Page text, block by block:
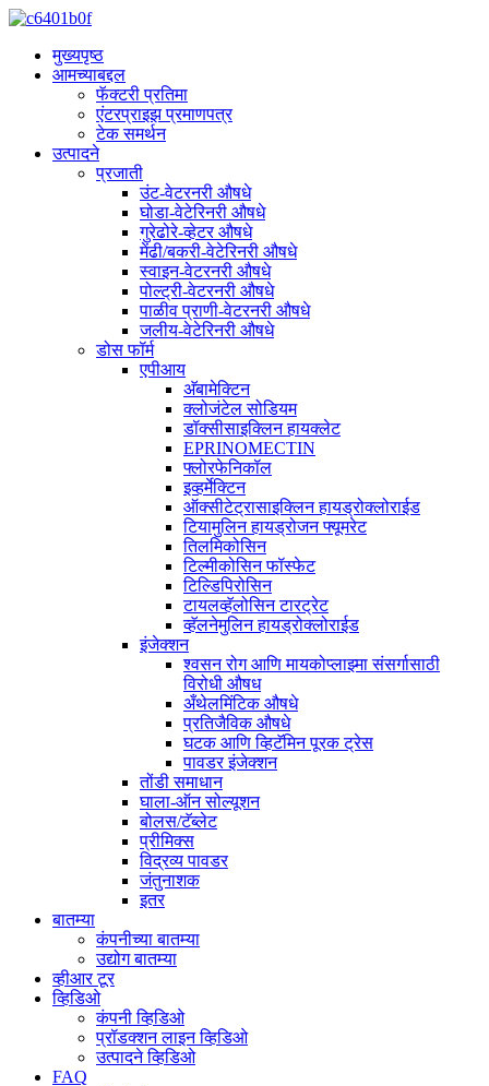
मुख्यपृष्ठ
आमच्याबद्दल
फॅक्टरी प्रतिमा
एंटरप्राइझ प्रमाणपत्र
टेक समर्थन
उत्पादने
प्रजाती
उंट-वेटरनरी औषधे
घोडा-वेटेरिनरी औषधे
गुरेढोरे-व्हेटर औषधे
मेंढी/बकरी-वेटेरिनरी औषधे
स्वाइन-वेटरनरी औषधे
पोल्ट्री-वेटरनरी औषधे
पाळीव प्राणी-वेटरनरी औषधे
जलीय-वेटेरिनरी औषधे
डोस फॉर्म
एपीआय
अ‍ॅबामेक्टिन
क्लोजंटेल सोडियम
डॉक्सीसाइक्लिन हायक्लेट
EPRINOMECTIN
फ्लोरफेनिकॉल
इव्हर्मेक्टिन
ऑक्सीटेट्रासाइक्लिन हायड्रोक्लोराईड
टियामुलिन हायड्रोजन फ्यूमरेट
तिलमिकोसिन
टिल्मीकोसिन फॉस्फेट
टिल्डिपिरोसिन
टायलव्हॅलोसिन टारट्रेट
व्हॅलनेमुलिन हायड्रोक्लोराईड
इंजेक्शन
श्वसन रोग आणि मायकोप्लाझ्मा संसर्गासाठी
विरोधी औषध
अँथेलमिंटिक औषधे
प्रतिजैविक औषधे
घटक आणि व्हिटॅमिन पूरक ट्रेस
पावडर इंजेक्शन
तोंडी समाधान
घाला-ऑन सोल्यूशन
बोलस/टॅब्लेट
प्रीमिक्स
विद्रव्य पावडर
जंतुनाशक
इतर
बातम्या
कंपनीच्या बातम्या
उद्योग बातम्या
व्हीआर टूर
व्हिडिओ
कंपनी व्हिडिओ
प्रॉडक्शन लाइन व्हिडिओ
उत्पादने व्हिडिओ
FAQ